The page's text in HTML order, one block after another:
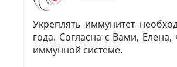
Укреплять иммунитет
года. Согласна с Вами,
иммунной системе.